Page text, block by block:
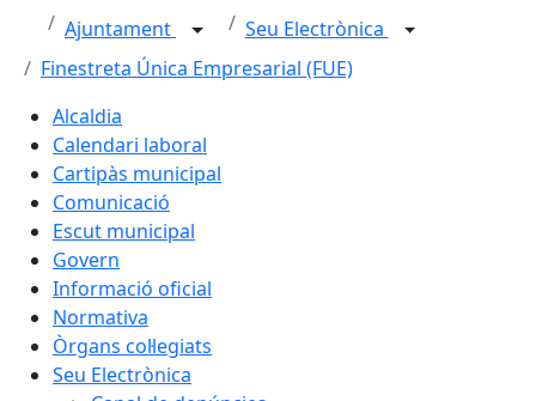
Ajuntament
Seu Electrònica
Finestreta Única Empresarial (FUE)
Alcaldia
Calendari laboral
Cartipàs municipal
Comunicació
Escut municipal
Govern
Informació oficial
Normativa
Òrgans col·legiats
Seu Electrònica